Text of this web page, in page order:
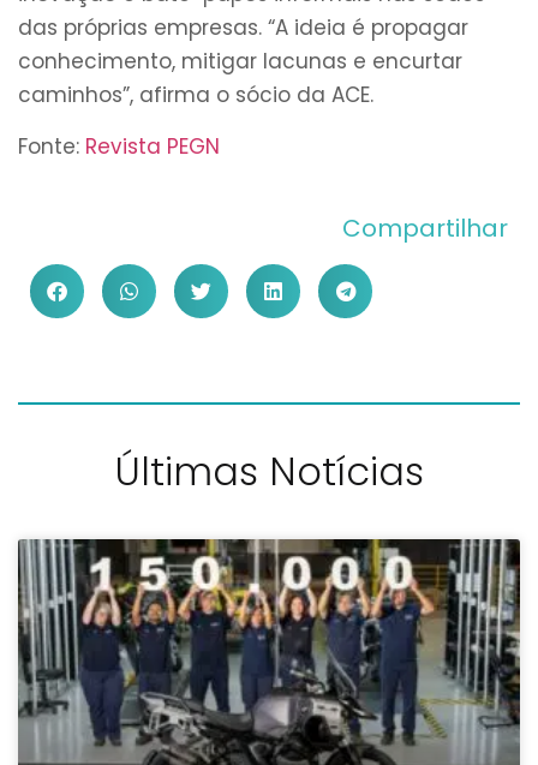
das próprias empresas. “A ideia é propagar
conhecimento, mitigar lacunas e encurtar
caminhos”, afirma o sócio da ACE.
Fonte: Revista PEGN
Compartilhar
Últimas Notícias